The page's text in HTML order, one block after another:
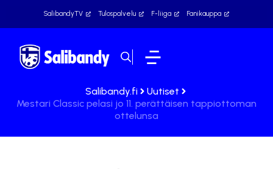
SalibandyTV Tulospalvelu F-liiga Fanikauppa
Salibandy.fi
Uutiset
Mestari Classic pelasi jo 11. perättäisen tappiottoman
ottelunsa